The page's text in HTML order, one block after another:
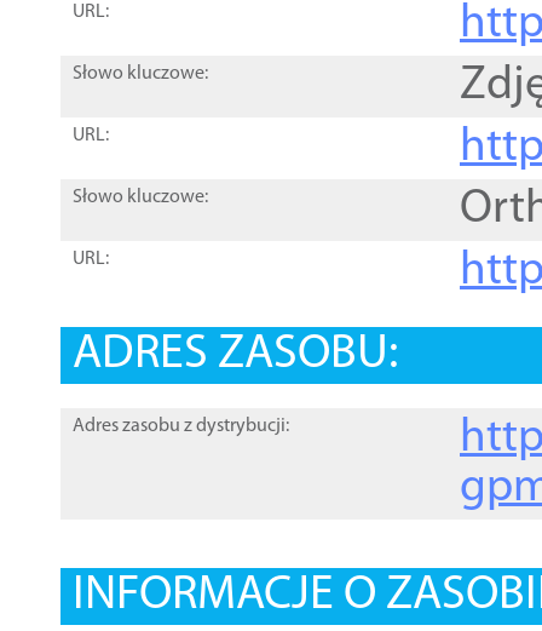
URL:
Słowo kluczowe:
URL:
Słowo kluczowe:
URL:
ADRES ZASOBU:
Adres zasobu z dystrybucji:
INFORMACJE O